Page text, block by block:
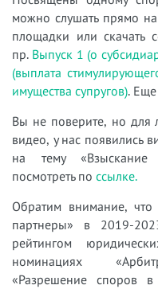
можно слушать прямо
площадки или скачать
пр. Выпуск 1 (о
(выплата
имущества супругов). Еще
Вы не поверите, но для
видео, у нас появились
на тему
посмотреть по ссылке.
Обратим внимание,
партнеры» в 2019-
рейтингом
номинациях
«Разрешение споров